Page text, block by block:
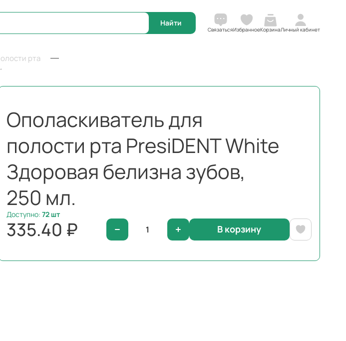
СвязатьсяИзбранноеКорзинаЛичный кабинет
рта
Ополаскиватель для
полости рта PresiDENT White
Здоровая белизна зубов,
250 мл.
Доступно:72 шт
335.40 ₽ В корзину